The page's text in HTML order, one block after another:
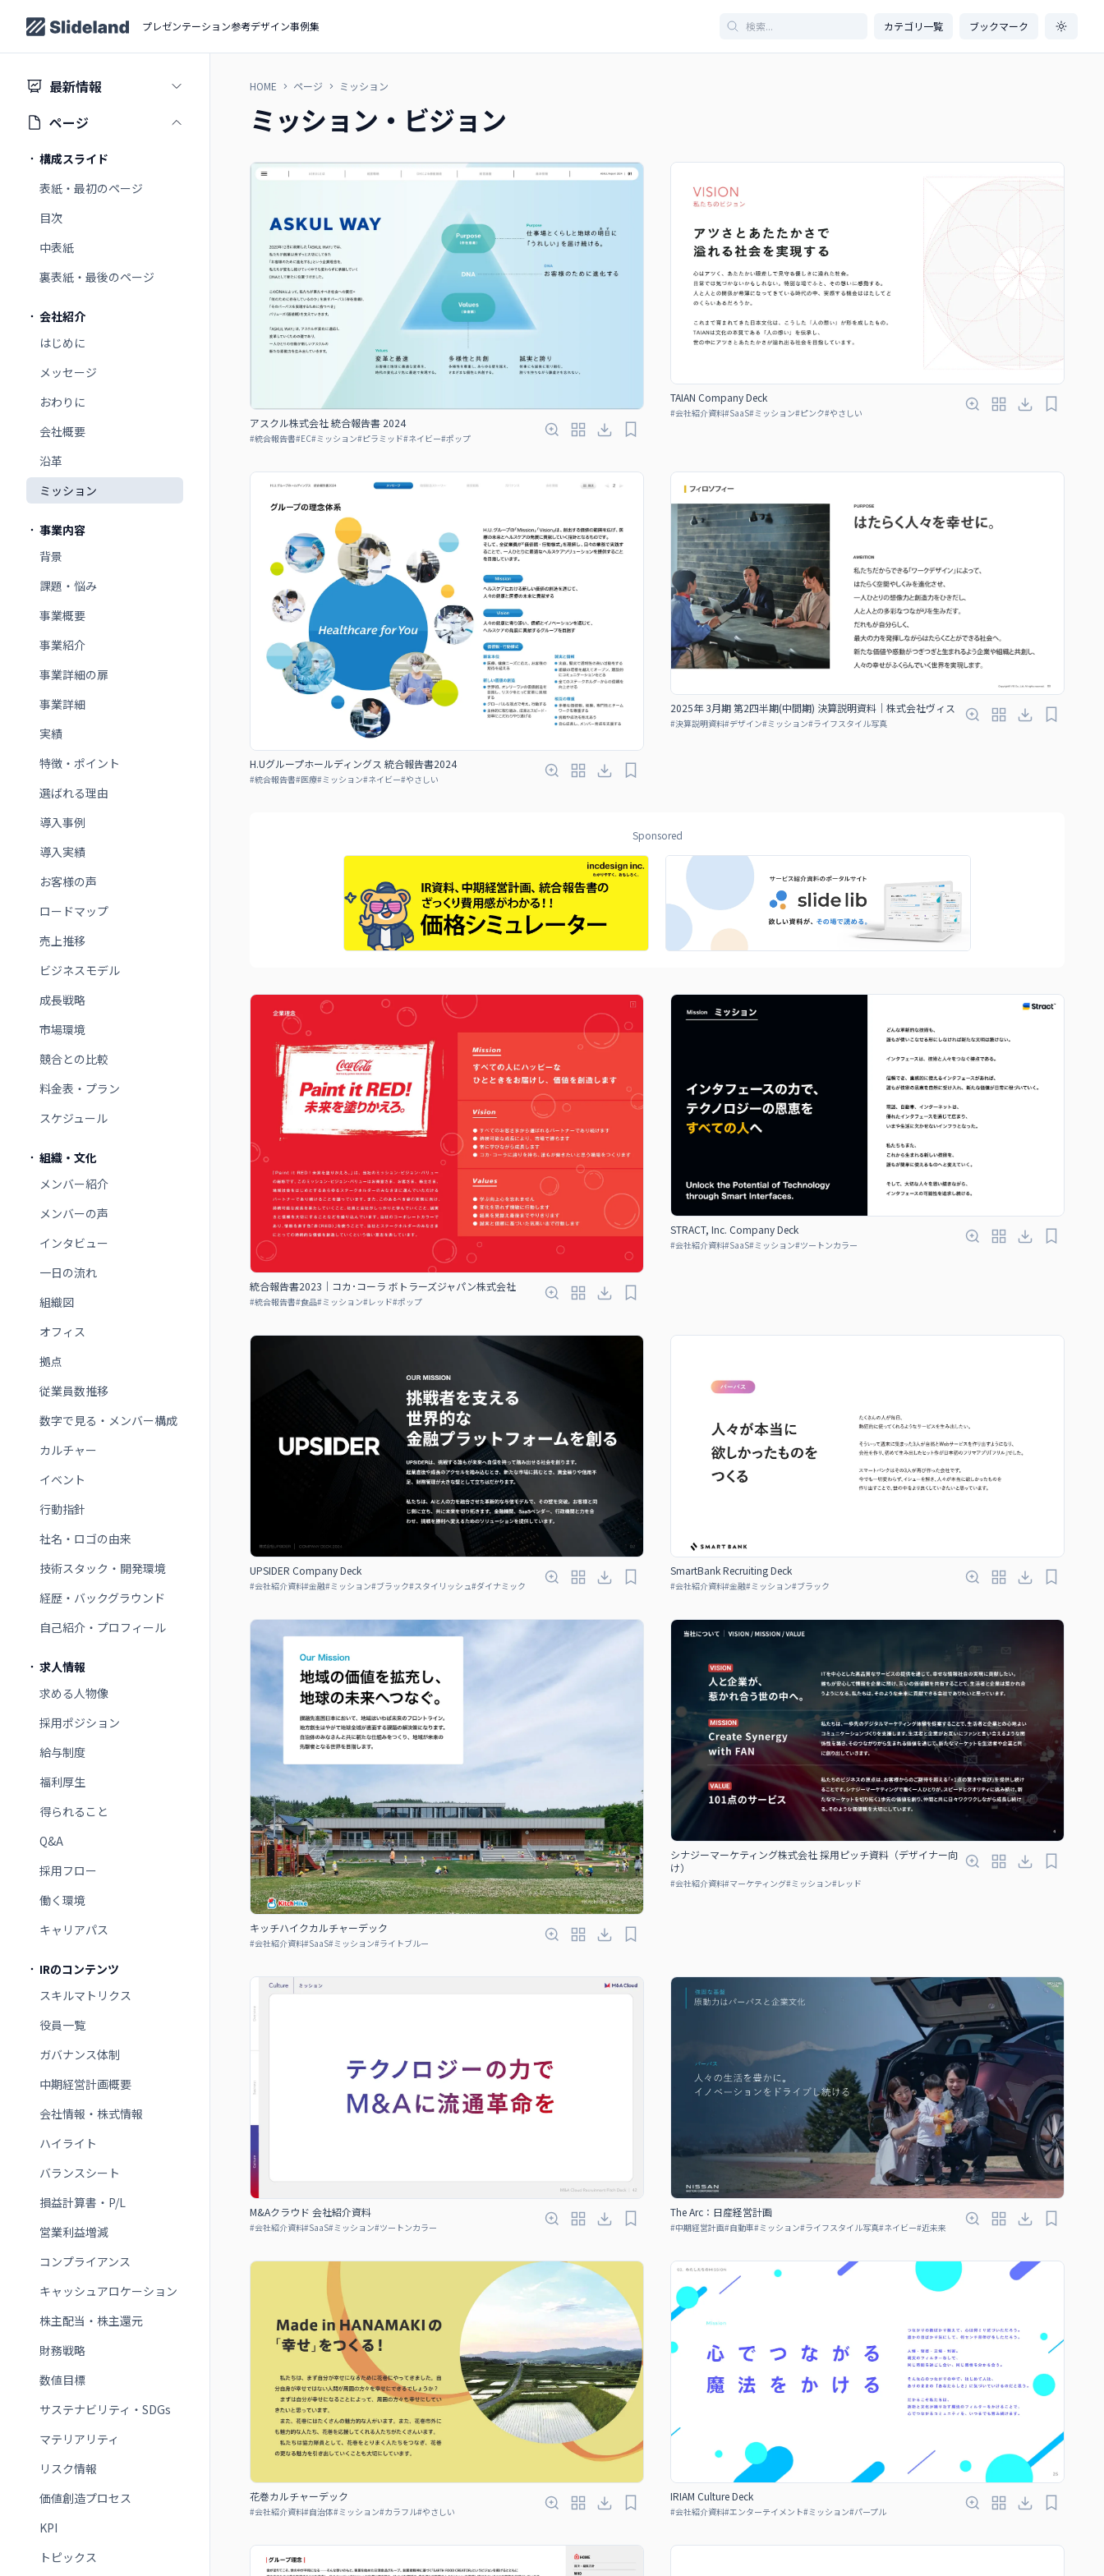
プレゼンテーション参考デザイン事例集 カテゴリ一覧 ブックマーク
最新情報
ページ
構成スライド
表紙・最初のページ
目次
中表紙
裏表紙・最後のページ
会社紹介
はじめに
メッセージ
おわりに
会社概要
沿革
ミッション
事業内容
背景
課題・悩み
事業概要
事業紹介
事業詳細の扉
事業詳細
実績
特徴・ポイント
選ばれる理由
導入事例
導入実績
お客様の声
ロードマップ
売上推移
ビジネスモデル
成長戦略
市場環境
競合との比較
料金表・プラン
スケジュール
組織・文化
メンバー紹介
メンバーの声
インタビュー
一日の流れ
組織図
オフィス
拠点
従業員数推移
数字で見る・メンバー構成
カルチャー
イベント
行動指針
社名・ロゴの由来
技術スタック・開発環境
経歴・バックグラウンド
自己紹介・プロフィール
求人情報
求める人物像
採用ポジション
給与制度
福利厚生
得られること
Q&A
採用フロー
働く環境
キャリアパス
IRのコンテンツ
スキルマトリクス
役員一覧
ガバナンス体制
中期経営計画概要
会社情報・株式情報
ハイライト
バランスシート
損益計算書・P/L
営業利益増減
コンプライアンス
キャッシュアロケーション
株主配当・株主還元
財務戦略
数値目標
サステナビリティ・SDGs
マテリアリティ
リスク情報
価値創造プロセス
KPI
トピックス
HOME ページ ミッション
ミッション・ビジョン
アスクル株式会社 統合報告書 2024
#統合報告書#EC#ミッション#ピラミッド#ネイビー#ポップ
TAIAN Company Deck
#会社紹介資料#SaaS#ミッション#ピンク#やさしい
H.Uグループホールディングス 統合報告書2024
#統合報告書#医療#ミッション#ネイビー#やさしい
2025年 3月期 第2四半期(中間期) 決算説明資料｜株式会社ヴィス
#決算説明資料#デザイン#ミッション#ライフスタイル写真
Sponsored
統合報告書2023｜コカ･コーラ ボトラーズジャパン株式会社
#統合報告書#食品#ミッション#レッド#ポップ
STRACT, Inc. Company Deck
#会社紹介資料#SaaS#ミッション#ツートンカラー
UPSIDER Company Deck
#会社紹介資料#金融#ミッション#ブラック#スタイリッシュ#ダイナミック
SmartBank Recruiting Deck
#会社紹介資料#金融#ミッション#ブラック
キッチハイクカルチャーデック
#会社紹介資料#SaaS#ミッション#ライトブルー
シナジーマーケティング株式会社 採用ピッチ資料（デザイナー向
け）
#会社紹介資料#マーケティング#ミッション#レッド
M&Aクラウド 会社紹介資料
#会社紹介資料#SaaS#ミッション#ツートンカラー
The Arc：日産経営計画
#中期経営計画#自動車#ミッション#ライフスタイル写真#ネイビー#近未来
花巻カルチャーデック
#会社紹介資料#自治体#ミッション#カラフル#やさしい
IRIAM Culture Deck
#会社紹介資料#エンターテイメント#ミッション#パープル